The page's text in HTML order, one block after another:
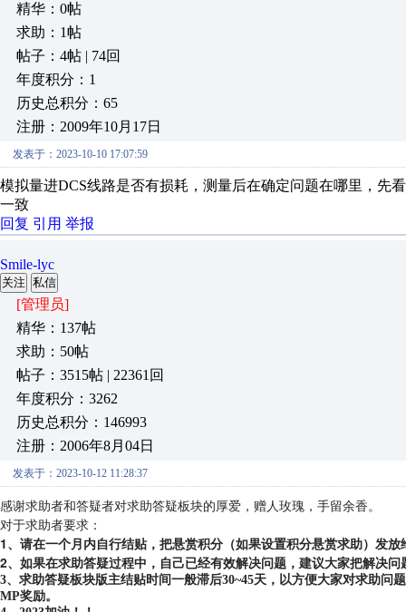
精华：0帖
求助：1帖
帖子：4帖 | 74回
年度积分：1
历史总积分：65
注册：2009年10月17日
发表于：2023-10-10 17:07:59
模拟量进DCS线路是否有损耗，测量后在确定问题在哪里，先
一致
回复 引用 举报
Smile-lyc
关注 私信
[管理员]
精华：137帖
求助：50帖
帖子：3515帖 | 22361回
年度积分：3262
历史总积分：146993
注册：2006年8月04日
发表于：2023-10-12 11:28:37
感谢求助者和答疑者对求助答疑板块的厚爱，赠人玫瑰，手留余香。
对于求助者要求：
1、请在一个月内自行结贴，把悬赏积分（如果设置积分悬赏求助）发放
2、如果在求助答疑过程中，自己已经有效解决问题，建议大家把解决
3、求助答疑板块版主结贴时间一般滞后30~45天，以方便大家对求助
MP奖励。